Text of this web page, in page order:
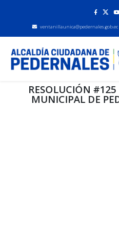
ventanillaunica@pedernales.gob.ec
RESOLUCIÓN
MUNICIPAL DE